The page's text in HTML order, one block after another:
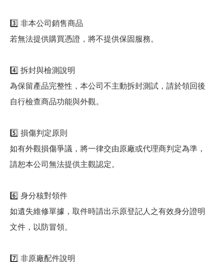
3️⃣ 非本公司銷售商品
若無法提供購買憑證，將不提供保固服務。
4️⃣ 拆封與檢測說明
為保留產品完整性，本公司不主動拆封測試，請於領回後
自行檢查商品功能與外觀。
5️⃣ 損傷判定原則
如有外觀損傷爭議，將一律交由原廠或代理商判定為準，
請恕本公司無法提供主觀認定。
6️⃣ 身分核對領件
如遺失維修單據，取件時請出示原登記人之有效身分證明
文件，以防冒領。
7️⃣ 非原廠配件說明